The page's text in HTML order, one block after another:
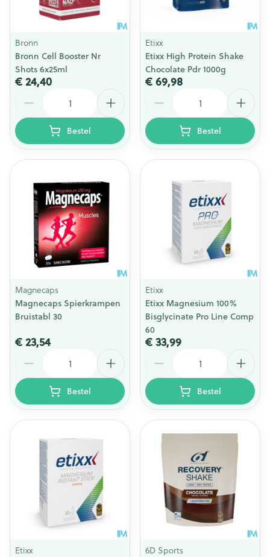
Bronn
Bronn Cell Booster Nr
Shots 6x25ml
€ 24,40
Bestel
Etixx
Etixx High Protein Shake
Chocolate Pdr 1000g
€ 69,98
Bestel
Magnecaps
Magnecaps Spierkrampen
Bruistabl 30
€ 23,54
Bestel
Etixx
Etixx Magnesium 100%
Bisglycinate Pro Line Comp
60
€ 33,99
Bestel
Etixx
6D Sports